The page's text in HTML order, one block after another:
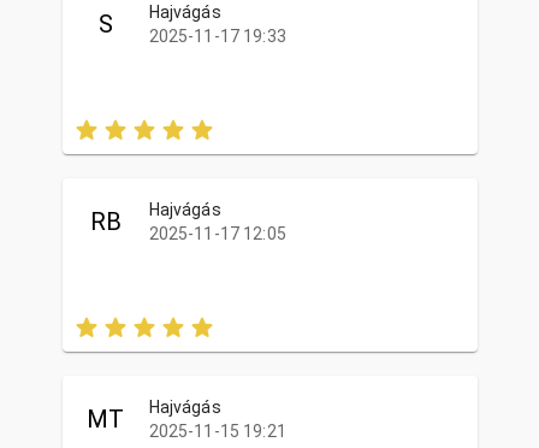
S
Hajvágás
2025-11-17 19:33
RB
Hajvágás
2025-11-17 12:05
MT
Hajvágás
2025-11-15 19:21